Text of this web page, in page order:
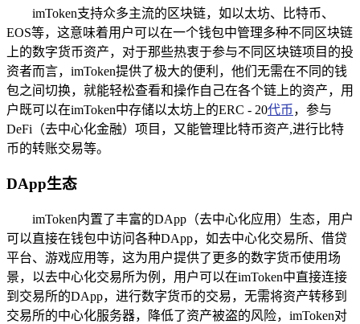
imToken支持众多主流的区块链，如以太坊、比特币、
EOS等，这意味着用户可以在一个钱包中管理多种不同区块链
上的数字货币资产，对于那些热衷于参与不同区块链项目的投
资者而言，imToken提供了极大的便利，他们无需在不同的钱
包之间切换，就能轻松查看和操作自己在各个链上的资产，用
户既可以在imToken中存储以太坊上的ERC - 20代币 ，参与
DeFi（去中心化金融）项目，又能管理比特币资产,进行比特
币的转账交易等。
DApp生态
imToken内置了丰富的DApp（去中心化应用）生态，用户
可以直接在钱包中访问各种DApp，如去中心化交易所、借贷
平台、游戏应用等，这为用户提供了更多的数字货币使用场
景，以去中心化交易所为例，用户可以在imToken中直接连接
到交易所的DApp，进行数字货币的交易，无需将资产转移到
交易所的中心化服务器，降低了资产被盗的风险，imToken对